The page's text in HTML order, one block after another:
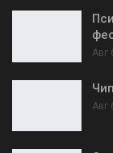
Авг
Авг